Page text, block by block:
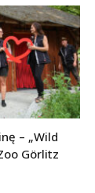
– „Wild
Görlitz